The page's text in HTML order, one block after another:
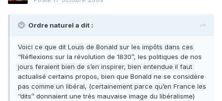
Ordre naturel a dit :
Voici ce que dit Louis de Bonald sur les impôts dans ces
‘‘Réflexions sur la révolution de 1830’’, les politiques de nos
jours feraient bien de s’en inspirer, bien entendue il faut
actualisé certains propos, bien que Bonald ne se considère
pas comme un libéral, (certainement parce qu’en France les
‘‘dits’’ donnaient une très mauvaise image du libéralisme)